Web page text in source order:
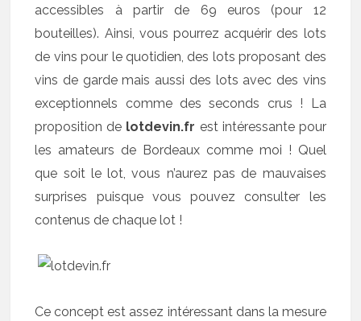
accessibles à partir de 69 euros (pour 12
bouteilles). Ainsi, vous pourrez acquérir des lots
de vins pour le quotidien, des lots proposant des
vins de garde mais aussi des lots avec des vins
exceptionnels comme des seconds crus ! La
proposition de lotdevin.fr est intéressante pour
les amateurs de Bordeaux comme moi ! Quel
que soit le lot, vous n’aurez pas de mauvaises
surprises puisque vous pouvez consulter les
contenus de chaque lot !
Ce concept est assez intéressant dans la mesure